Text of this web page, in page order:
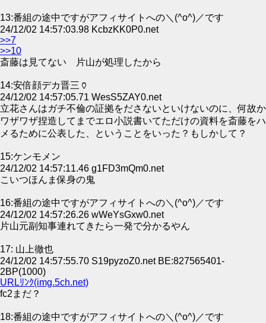
13:番組の途中ですがアフィサイトへの＼(^o^)／です
24/12/02 14:57:03.98 KcbzKK0P0.net
>>7
>>10
斎藤は見てない 片山が処理したから
14:安倍顔デカ晋三🏺
24/12/02 14:57:05.71 WesS5ZAY0.net
立花さんはガチ不倫の証拠をださないといけないのに、何故か
ワザワザ捏造してまでエロ小説書いてただけの資料を斎藤をハ
メるために公表した、ということをいった？もしかして？
15:ケンモメン
24/12/02 14:57:11.46 g1FD3mQm0.net
こいつほんま保身の鬼
16:番組の途中ですがアフィサイトへの＼(^o^)／です
24/12/02 14:57:26.26 wWeYsGxw0.net
片山元副知事連れてきたら一発で分かるやん
17: 山上徹也
24/12/02 14:57:55.70 S19pyzoZ0.net BE:827565401-
2BP(1000)
URLﾘﾝｸ(img.5ch.net)
fc2まだ？
18:番組の途中ですがアフィサイトへの＼(^o^)／です